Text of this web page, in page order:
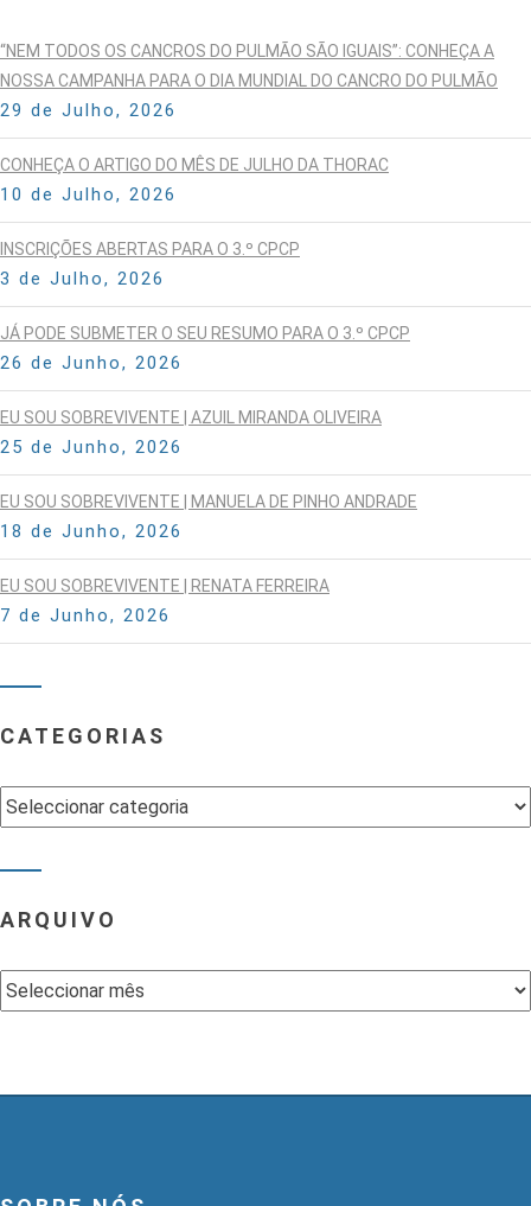
“NEM TODOS OS CANCROS DO PULMÃO SÃO IGUAIS”: CONHEÇA A
NOSSA CAMPANHA PARA O DIA MUNDIAL DO CANCRO DO PULMÃO
29 de Julho, 2026
CONHEÇA O ARTIGO DO MÊS DE JULHO DA THORAC
10 de Julho, 2026
INSCRIÇÕES ABERTAS PARA O 3.º CPCP
3 de Julho, 2026
JÁ PODE SUBMETER O SEU RESUMO PARA O 3.º CPCP
26 de Junho, 2026
EU SOU SOBREVIVENTE | AZUIL MIRANDA OLIVEIRA
25 de Junho, 2026
EU SOU SOBREVIVENTE | MANUELA DE PINHO ANDRADE
18 de Junho, 2026
EU SOU SOBREVIVENTE | RENATA FERREIRA
7 de Junho, 2026
CATEGORIAS
Categorias
ARQUIVO
Arquivo